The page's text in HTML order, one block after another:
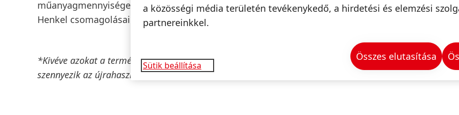
műanyagmennyiséget, és egyre nagyobb mértékben alkalmazza a bioalapú műanyagokat.
Henkel csomagolásainak 100 százaléka újrahasznosítható vagy újrafelhasználható* lesz 2025-re.
*Kivéve azokat a termékeket, amelyekben a maradékanyagok befolyásolhatják az
szennyezik az újrahasznosítási folyamatokat.
a közösségi média területén tevékenykedő, a hirdetési és elemzési
partnereinkkel.
Sütik beállítása
Összes elutasítása